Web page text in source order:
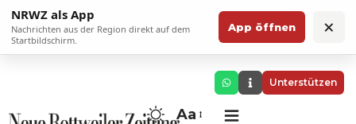
NRWZ als App
Nachrichten aus der Region direkt auf dem
Startbildschirm.
App öffnen ×
Unterstützen
Aa